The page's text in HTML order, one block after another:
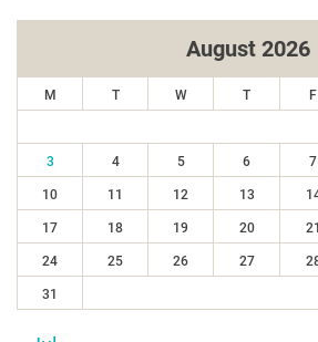
August 2026
M T W T F
3 4 5 6 7
10 11 12 13
17 18 19 20 21
24 25 26 27
31